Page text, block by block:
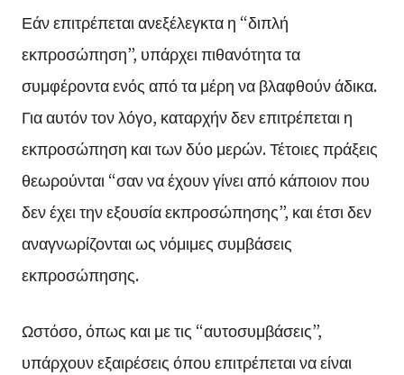
Εάν επιτρέπεται ανεξέλεγκτα η “διπλή
εκπροσώπηση”, υπάρχει πιθανότητα τα
συμφέροντα ενός από τα μέρη να βλαφθούν άδικα.
Για αυτόν τον λόγο, καταρχήν δεν επιτρέπεται η
εκπροσώπηση και των δύο μερών. Τέτοιες πράξεις
θεωρούνται “σαν να έχουν γίνει από κάποιον που
δεν έχει την εξουσία εκπροσώπησης”, και έτσι δεν
αναγνωρίζονται ως νόμιμες συμβάσεις
εκπροσώπησης.
Ωστόσο, όπως και με τις “αυτοσυμβάσεις”,
υπάρχουν εξαιρέσεις όπου επιτρέπεται να είναι